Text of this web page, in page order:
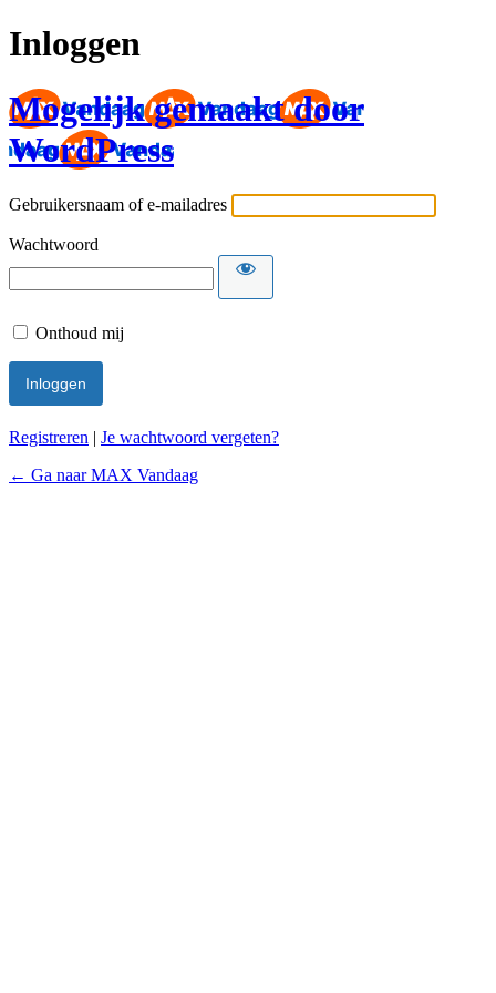
Inloggen
Mogelijk gemaakt door
WordPress
Gebruikersnaam of e-mailadres
Wachtwoord
Onthoud mij
Registreren | Je wachtwoord vergeten?
← Ga naar MAX Vandaag